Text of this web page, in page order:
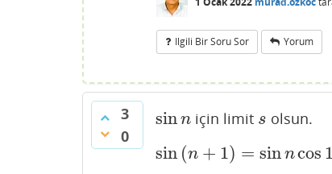
Ilgili Bir Soru Sor Yorum
3
0
sinn
sinn için limit s
s olsun.
sin (n + 1) = sinncos 1
sin (n+ 1)= sinncos1+